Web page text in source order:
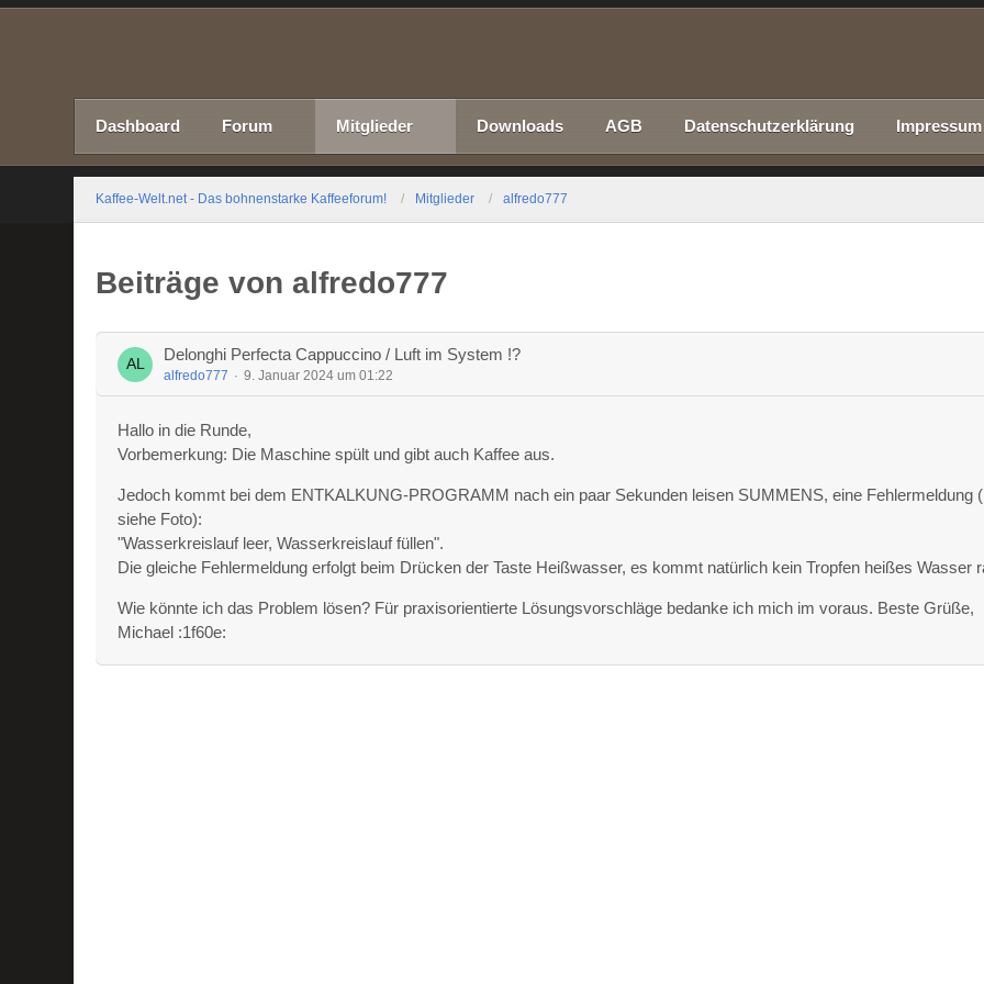
Dashboard Forum Mitglieder Downloads AGB Datenschutzerklärung Impressum
Kaffee-Welt.net - Das bohnenstarke Kaffeeforum! Mitglieder alfredo777
Beiträge von alfredo777
Delonghi Perfecta Cappuccino / Luft im System !?
alfredo777 9. Januar 2024 um 01:22
Hallo in die Runde,
Vorbemerkung: Die Maschine spült und gibt auch Kaffee aus.
Jedoch kommt bei dem ENTKALKUNG-PROGRAMM nach ein paar Sekunden leisen SUMMENS, eine Fehlermeldung (
siehe Foto):
"Wasserkreislauf leer, Wasserkreislauf füllen".
Die gleiche Fehlermeldung erfolgt beim Drücken der Taste Heißwasser, es kommt natürlich kein Tropfen heißes Wasser
Wie könnte ich das Problem lösen? Für praxisorientierte Lösungsvorschläge bedanke ich mich im voraus. Beste Grüße,
Michael :1f60e: